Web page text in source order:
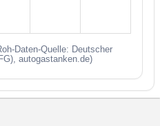
Daten-Quelle: Deutscher
autogastanken.de)